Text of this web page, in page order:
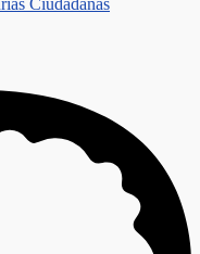
Ciudadanas